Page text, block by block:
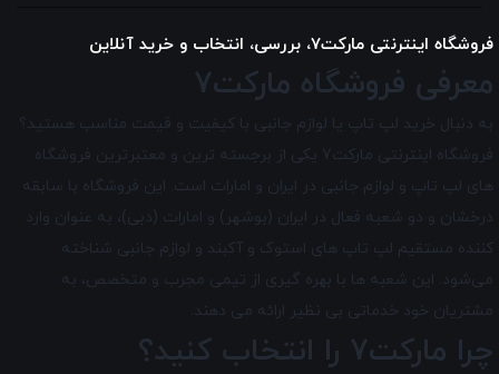
فروشگاه اینترنتی مارکت7، بررسی، انتخاب و خرید آنلاین
معرفی فروشگاه مارکت7
به دنبال خرید لپ تاپ یا لوازم جانبی با کیفیت و قیمت مناسب هستید؟
فروشگاه اینترنتی مارکت7 یکی از برجسته ترین و معتبرترین فروشگاه
های لپ تاپ و لوازم جانبی در ایران و امارات است. این فروشگاه با سابقه
درخشان و دو شعبه فعال در ایران (بوشهر) و امارات (دبی)، به عنوان وارد
کننده مستقیم لپ تاپ های استوک و آکبند و لوازم جانبی شناخته
می‌شود. این شعبه ها با بهره گیری از تیمی مجرب و متخصص، به
مشتریان خود خدماتی بی نظیر ارائه می دهند.
چرا مارکت7 را انتخاب کنید؟